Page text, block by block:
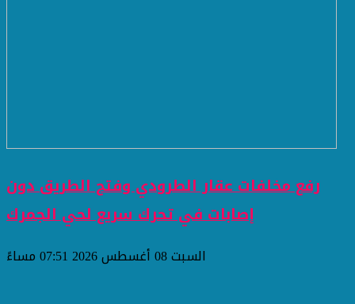
رفع مخلفات عقار الطرودي وفتح الطريق دون
إصابات في تحرك سريع لحي الجمرك
السبت 08 أغسطس 2026 07:51 مساءً